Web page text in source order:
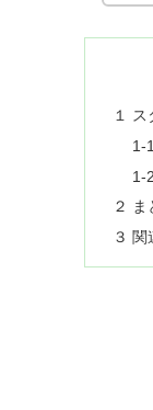
１
1-
1-
２ ま
３ 関